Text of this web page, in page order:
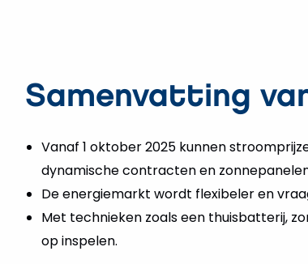
Samenvatting
Vanaf 1 oktober 2025 kunnen
dynamische contracten en
De energiemarkt wordt flexibeler en
Met technieken zoals een thuisbatterij,
op inspelen.